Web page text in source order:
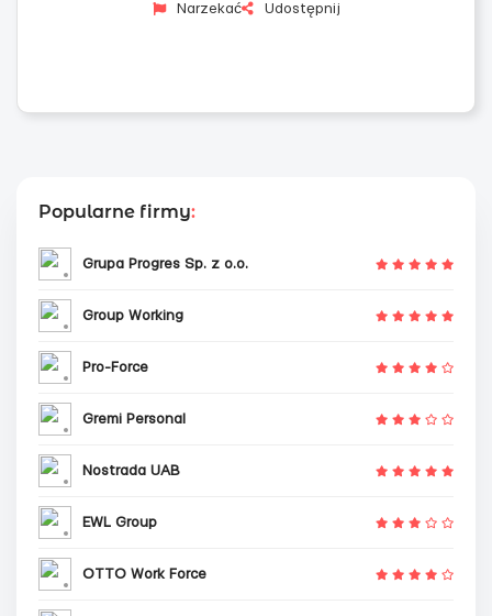
Narzekać
Udostępnij
Popularne firmy:
Grupa Progres Sp. z o.o.
Group Working
Pro-Force
Gremi Personal
Nostrada UAB
EWL Group
OTTO Work Force